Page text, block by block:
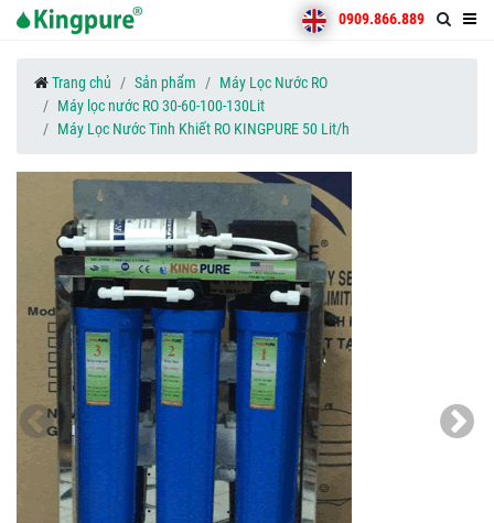
0909.866.889
Trang chủ Sản phẩm
Máy Lọc Nước RO
Máy lọc nước RO 30-60-100-130Lit
Máy Lọc Nước Tinh Khiết RO KINGPURE 50 Lit/h